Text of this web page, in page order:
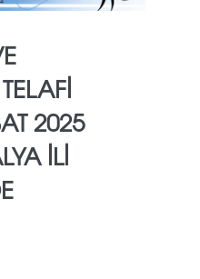
2025
İLİ